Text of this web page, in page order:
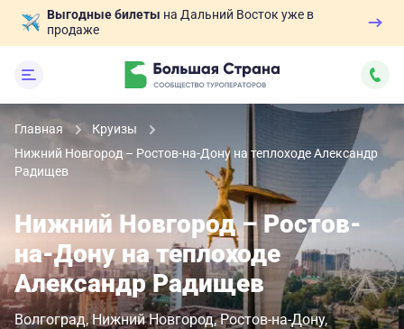
Выгодные билеты на Дальний Восток уже в
продаже
Главная
Круизы
Нижний Новгород – Ростов-на-Дону на теплоходе Александр
Радищев
Нижний Новгород – Ростов-
на-Дону на теплоходе
Александр Радищев
Волгоград Нижний Новгород Ростов-на-Дону